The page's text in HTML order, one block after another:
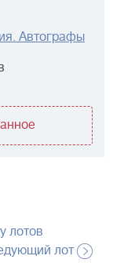
Автографы
лотов
лот